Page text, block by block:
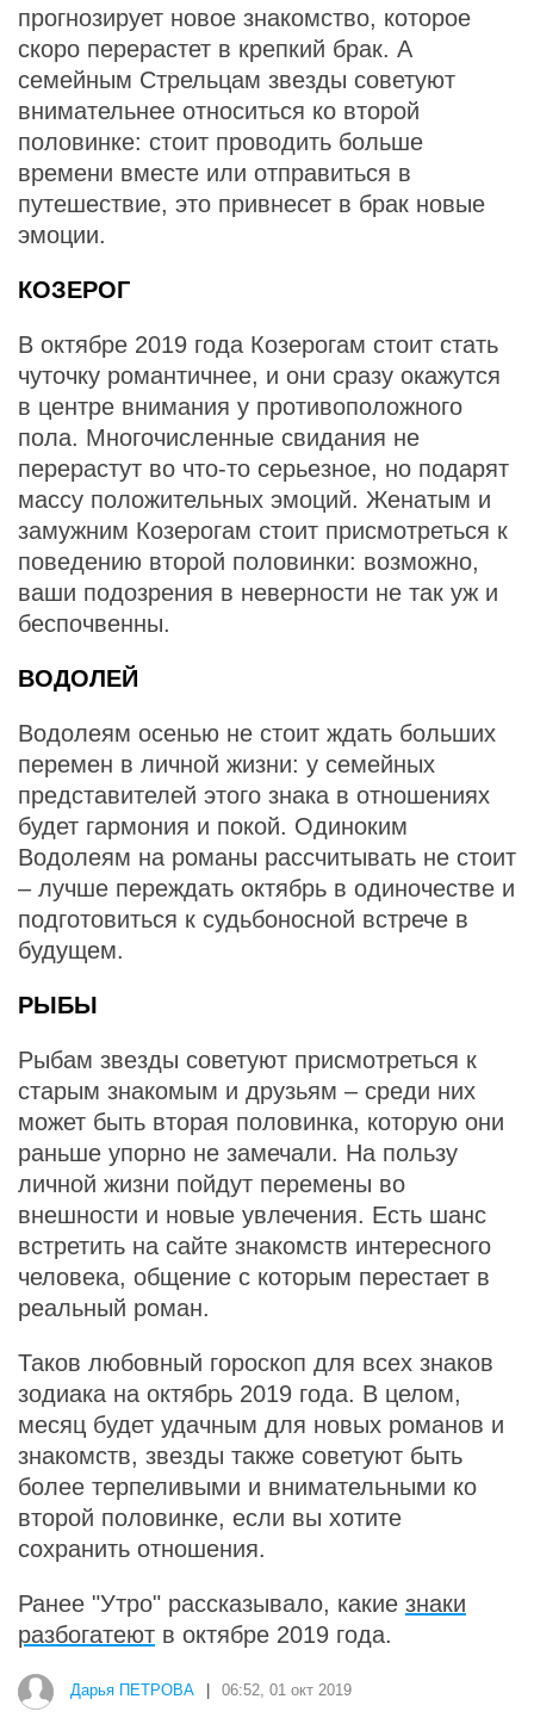
прогнозирует новое знакомство, которое
скоро перерастет в крепкий брак. А
семейным Стрельцам звезды советуют
внимательнее относиться ко второй
половинке: стоит проводить больше
времени вместе или отправиться в
путешествие, это привнесет в брак новые
эмоции.
КОЗЕРОГ
В октябре 2019 года Козерогам стоит стать
чуточку романтичнее, и они сразу окажутся
в центре внимания у противоположного
пола. Многочисленные свидания не
перерастут во что-то серьезное, но подарят
массу положительных эмоций. Женатым и
замужним Козерогам стоит присмотреться к
поведению второй половинки: возможно,
ваши подозрения в неверности не так уж и
беспочвенны.
ВОДОЛЕЙ
Водолеям осенью не стоит ждать больших
перемен в личной жизни: у семейных
представителей этого знака в отношениях
будет гармония и покой. Одиноким
Водолеям на романы рассчитывать не стоит
– лучше переждать октябрь в одиночестве и
подготовиться к судьбоносной встрече в
будущем.
РЫБЫ
Рыбам звезды советуют присмотреться к
старым знакомым и друзьям – среди них
может быть вторая половинка, которую они
раньше упорно не замечали. На пользу
личной жизни пойдут перемены во
внешности и новые увлечения. Есть шанс
встретить на сайте знакомств интересного
человека, общение с которым перестает в
реальный роман.
Таков любовный гороскоп для всех знаков
зодиака на октябрь 2019 года. В целом,
месяц будет удачным для новых романов и
знакомств, звезды также советуют быть
более терпеливыми и внимательными ко
второй половинке, если вы хотите
сохранить отношения.
Ранее "Утро" рассказывало, какие знаки
разбогатеют в октябре 2019 года.
Дарья ПЕТРОВА 06:52, 01 окт 2019